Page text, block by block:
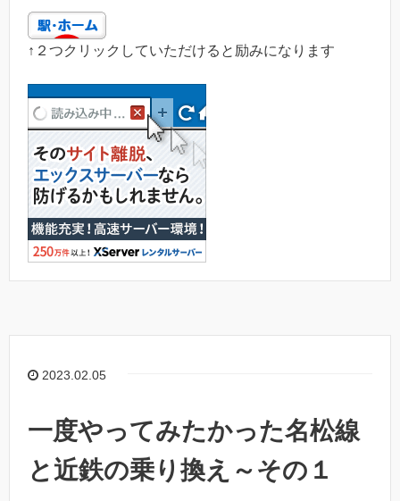
↑２つクリックしていただけると励みになります
2023.02.05
一度やってみたかった名松線
と近鉄の乗り換え～その１